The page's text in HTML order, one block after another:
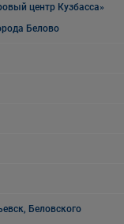
центр Кузбасса»
Белово
Беловского